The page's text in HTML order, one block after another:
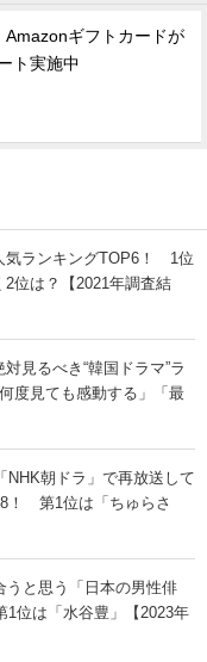
Amazonギフトカードが
ト実施中
気ランキングTOP6！ 1位
位は？【2021年調査結
見るべき“韓国ドラマ”ラ
度見ても感動する」「最
NHK朝ドラ」で再放送して
！ 第1位は「ちゅらさ
うと思う「日本の男性俳
位は「水谷豊」【2023年